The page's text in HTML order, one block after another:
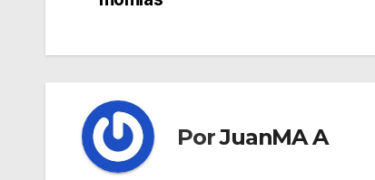
PorJuanMA A